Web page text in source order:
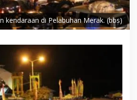
kendaraan di Pelabuhan Merak. (bbs)